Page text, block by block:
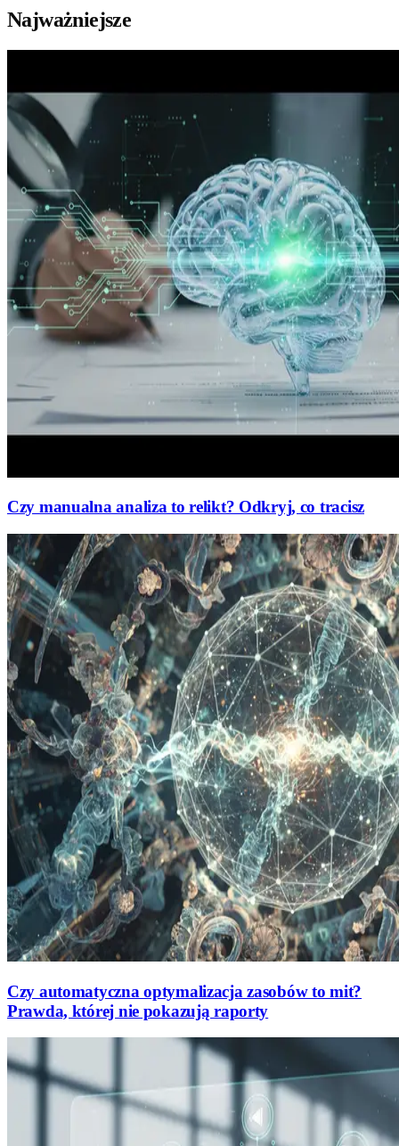
Najważniejsze
Czy manualna analiza to relikt? Odkryj, co tracisz
Czy automatyczna optymalizacja zasobów to mit?
Prawda, której nie pokazują raporty